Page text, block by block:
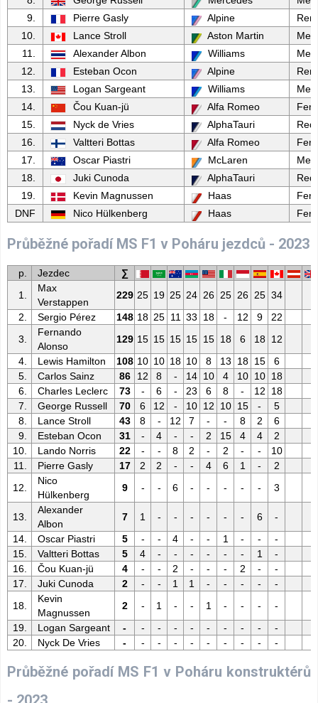
9.
Pierre Gasly Alpine
10.
Lance Stroll Aston Martin
11.
Alexander Albon Williams
12.
Esteban Ocon Alpine
13.
Logan Sargeant Williams
14.
Čou Kuan-jü Alfa Romeo
15.
Nyck de Vries AlphaTauri
Red
16.
Valtteri Bottas Alfa Romeo
17.
Oscar Piastri McLaren
18.
Juki Cunoda AlphaTauri
Red
19.
Kevin Magnussen Haas
DNF
Nico Hülkenberg Haas
Průběžné pořadí MS F1 v Poháru jezdců - 2023
p. Jezdec
∑
1.
Max
Verstappen
229 25 19 25 24 26 25 26 25 34
2.
Sergio Pérez 148 18 25 11 33 18 - 12 9
22
3.
Fernando
Alonso
129 15 15 15 15 15 18 6 18 12
4.
Lewis Hamilton 108 10 10 18 10 8 13 18 15
6
5.
Carlos Sainz 86 12 8 - 14 10 4 10 10 18
6.
Charles Leclerc 73 - 6 - 23 6 8 - 12
18
7.
George Russell 70 6 12 - 10 12 10 15 -
5
8.
Lance Stroll 43 8 - 12 7 - - 8 2
6
9.
Esteban Ocon 31 - 4 - - 2 15 4 4
2
10.
Lando Norris 22 - - 8 2 - 2 - -
10
11.
Pierre Gasly 17 2 2 - - 4 6 1 -
2
12.
Nico
Hülkenberg
9 - - 6 - - - - - 3
13.
Alexander
Albon
7 1 - - - - - - 6
-
14.
Oscar Piastri 5 - - 4 - - 1 - -
-
15.
Valtteri Bottas 5 4 - - - - - - 1
-
16.
Čou Kuan-jü 4 - - 2 - - - 2 -
-
17.
Juki Cunoda 2 - - 1 1 - - - -
-
18.
Kevin
Magnussen
2 - 1 - - 1 - - -
-
19.
Logan Sargeant - - - - - - - - -
-
20.
Nyck De Vries - - - - - - - - - -
Průběžné pořadí MS F1 v Poháru konstruktérů